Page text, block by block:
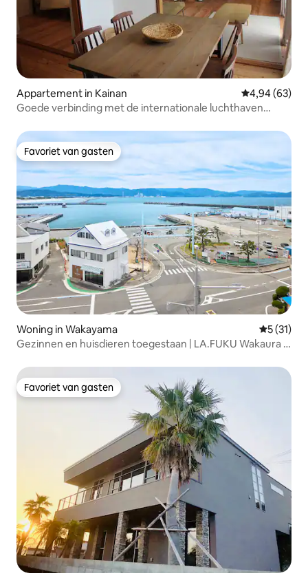
Appartement in Kainan Gemiddelde
4,94 (63)
Goede verbinding met de internationale luchthaven
lopen van het JR Kainan-station. Een guesthouse waar u
kunt reizen alsof u er woont
Favoriet van gasten
Favoriet van gasten
Woning in Wakayama
5 (31)
Gezinnen en huisdieren toegestaan | LA.FUKU Wakaura /
Favoriet van gasten
Favoriet van gasten